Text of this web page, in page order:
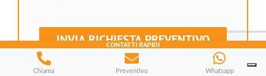
CONTATTI RAPIDI
Chiama Preventivo Whatsapp